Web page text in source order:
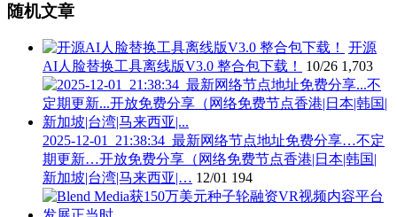
随机文章
开源
AI人脸替换工具离线版V3.0 整合包下载！
10/26 1,703
2025-12-01_21:38:34_最新网络节点地址免费分享…不定
期更新…开放免费分享（网络免费节点香港|日本|韩国|
新加坡|台湾|马来西亚|… 12/01 194